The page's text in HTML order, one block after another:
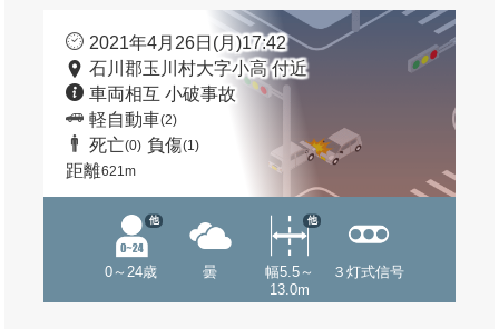
2021年4月26日(月)17:42
石川郡玉川村大字小高 付近
車両相互 小破事故
軽自動車(2)
死亡(0) 負傷(1)
距離621m
0～24歳
他
曇
幅5.5～
13.0m
他
３灯式信号